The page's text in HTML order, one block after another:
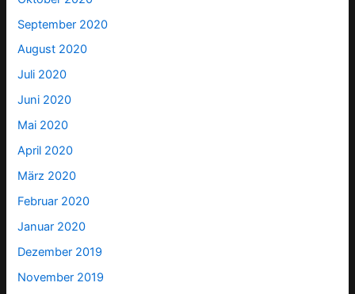
September 2020
August 2020
Juli 2020
Juni 2020
Mai 2020
April 2020
März 2020
Februar 2020
Januar 2020
Dezember 2019
November 2019